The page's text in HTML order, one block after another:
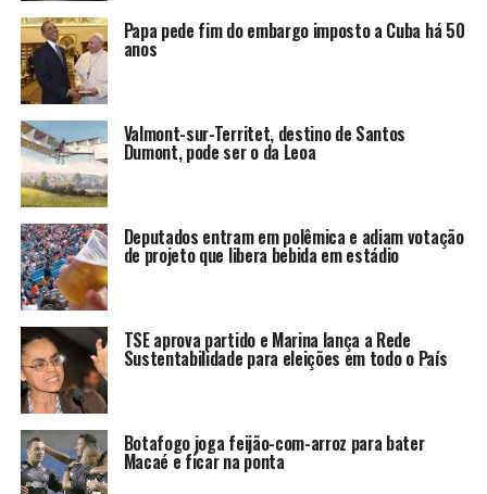
Papa pede fim do embargo imposto a Cuba há 50
anos
Valmont-sur-Territet, destino de Santos
Dumont, pode ser o da Leoa
Deputados entram em polêmica e adiam votação
de projeto que libera bebida em estádio
TSE aprova partido e Marina lança a Rede
Sustentabilidade para eleições em todo o País
Botafogo joga feijão-com-arroz para bater
Macaé e ficar na ponta